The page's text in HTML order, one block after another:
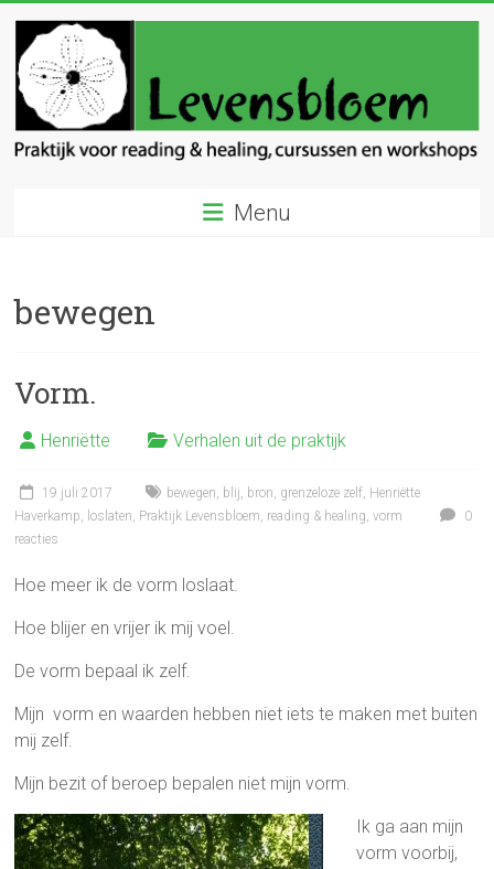
inhoud
Levensbloem
en
Menu
bewegen
Vorm.
Henriëtte Verhalen uit de praktijk
19 juli 2017 bewegen, blij, bron, grenzeloze zelf, Henriëtte
Haverkamp, loslaten, Praktijk Levensbloem, reading & healing,vorm
0
reacties
Hoe meer ik de vorm loslaat.
Hoe blijer en vrijer ik mij voel.
De vorm bepaal ik zelf.
Mijn vorm en waarden hebben niet iets te maken met buiten
mij zelf.
Mijn bezit of beroep bepalen niet mijn vorm.
Ik ga aan mijn
vorm voorbij,